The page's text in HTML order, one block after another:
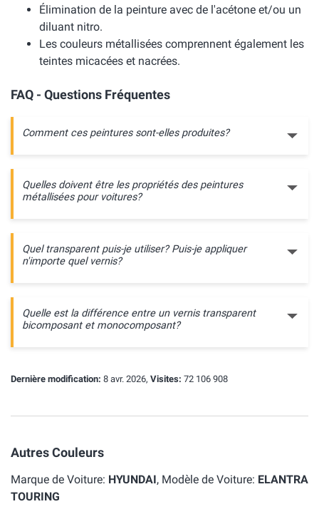
Élimination de la peinture avec de l'acétone et/ou un
diluant nitro.
Les couleurs métallisées comprennent également les
teintes micacées et nacrées.
FAQ - Questions Fréquentes
Comment ces peintures sont-elles produites?
Quelles doivent être les propriétés des peintures
métallisées pour voitures?
Quel transparent puis-je utiliser? Puis-je appliquer
n'importe quel vernis?
Quelle est la différence entre un vernis transparent
bicomposant et monocomposant?
Dernière modification: 8 avr. 2026, Visites: 72 106 908
Autres Couleurs
Marque de Voiture: HYUNDAI, Modèle de Voiture: ELANTRA
TOURING